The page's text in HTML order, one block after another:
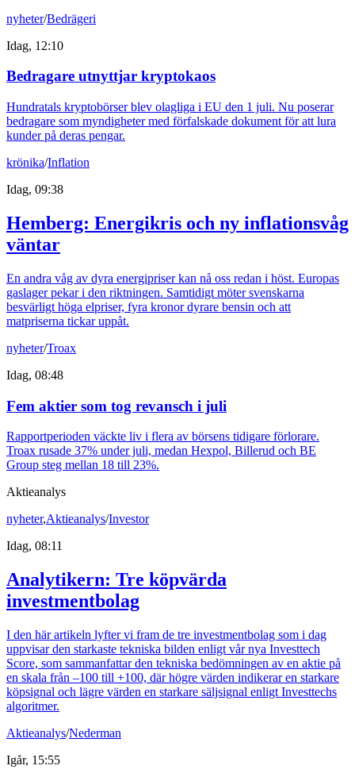
nyheter/Bedrägeri
Idag, 12:10
Bedragare utnyttjar kryptokaos
Hundratals kryptobörser blev olagliga i EU den 1 juli. Nu poserar
bedragare som myndigheter med förfalskade dokument för att lura
kunder på deras pengar.
krönika/Inflation
Idag, 09:38
Hemberg: Energikris och ny inflationsvåg
väntar
En andra våg av dyra energipriser kan nå oss redan i höst. Europas
gaslager pekar i den riktningen. Samtidigt möter svenskarna
besvärligt höga elpriser, fyra kronor dyrare bensin och att
matpriserna tickar uppåt.
nyheter/Troax
Idag, 08:48
Fem aktier som tog revansch i juli
Rapportperioden väckte liv i flera av börsens tidigare förlorare.
Troax rusade 37% under juli, medan Hexpol, Billerud och BE
Group steg mellan 18 till 23%.
Aktieanalys
nyheter,Aktieanalys/Investor
Idag, 08:11
Analytikern: Tre köpvärda
investmentbolag
I den här artikeln lyfter vi fram de tre investmentbolag som i dag
uppvisar den starkaste tekniska bilden enligt vår nya Investtech
Score, som sammanfattar den tekniska bedömningen av en aktie på
en skala från –100 till +100, där högre värden indikerar en starkare
köpsignal och lägre värden en starkare säljsignal enligt Investtechs
algoritmer.
Aktieanalys/Nederman
Igår, 15:55